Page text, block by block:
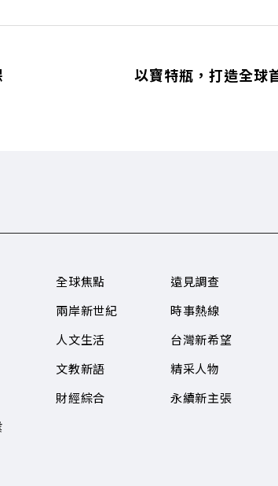
以寶特瓶，打造全球
全球焦點
兩岸新世紀
人文生活
文教新語
財經綜合
遠見調查
時事熱線
台灣新希望
精采人物
永續新主張